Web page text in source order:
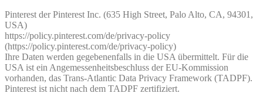
Pinterest der Pinterest Inc. (635 High Street, Palo Alto, CA, 94301,
USA)
https://policy.pinterest.com/de/privacy-policy
(https://policy.pinterest.com/de/privacy-policy)
Ihre Daten werden gegebenenfalls in die USA übermittelt. Für die
USA ist ein Angemessenheitsbeschluss der EU-Kommission
vorhanden, das Trans-Atlantic Data Privacy Framework (TADPF).
Pinterest ist nicht nach dem TADPF zertifiziert.